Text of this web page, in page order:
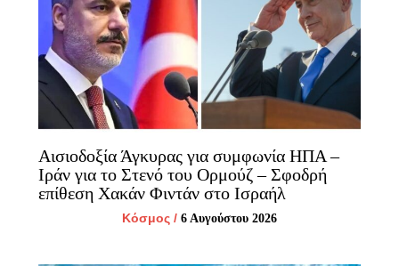
Αισιοδοξία Άγκυρας για συμφωνία ΗΠΑ –
Ιράν για το Στενό του Ορμούζ – Σφοδρή
επίθεση Χακάν Φιντάν στο Ισραήλ
Κόσμος / 6 Αυγούστου 2026